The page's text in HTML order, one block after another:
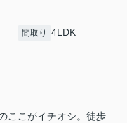
間取り 4LDK
ここがイチオシ。徒歩